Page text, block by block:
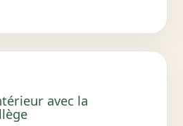
avec la